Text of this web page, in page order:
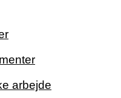
arbejde